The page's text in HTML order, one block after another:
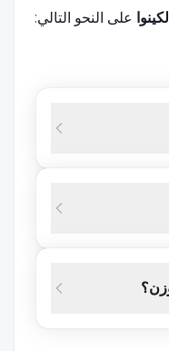
على النحو التالي:
والمعادن